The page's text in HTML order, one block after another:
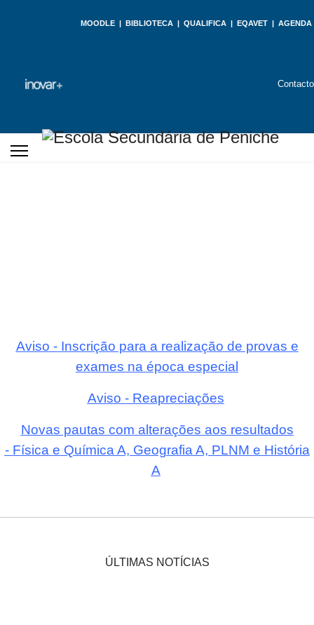
MOODLE | BIBLIOTECA | QUALIFICA | EQAVET | AGENDA
Aviso - Inscrição para a realização de provas e
exames na época especial
Aviso - Reapreciações
Novas pautas com alterações aos resultados
- Física e Química A, Geografia A, PLNM e História
A
ÚLTIMAS NOTÍCIAS